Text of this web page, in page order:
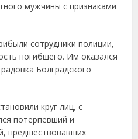
мужчины с признаками
сотрудники полиции,
погибшего. Им оказался
Болградского
круг лиц, с
потерпевший и
предшествовавших